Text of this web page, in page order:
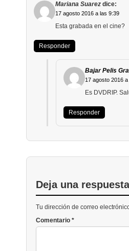
Mariana Suarez dice:
17 agosto 2016 a las 9:39
Esta grabada en el cine?
Responder
Bajar Pelis
17 agosto 2016
Es DVDRIP.
Responder
Deja una respuesta
Tu dirección de correo
Comentario *